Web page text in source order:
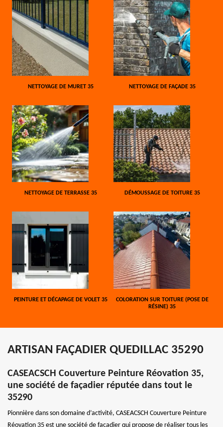
NETTOYAGE DE MURET 35 NETTOYAGE DE FAÇADE 35
NETTOYAGE DE TERRASSE 35 DÉMOUSSAGE DE TOITURE 35
PEINTURE ET DÉCAPAGE DE VOLET 35
COLORATION SUR TOITURE (POSE DE
RÉSINE) 35
ARTISAN FAÇADIER QUEDILLAC 35290
CASEACSCH Couverture Peinture Réovation 35,
une société de façadier réputée dans tout le
35290
Pionnière dans son domaine d’activité, CASEACSCH Couverture Peinture
Réovation 35 est une société de façadier qui propose de réaliser tous les